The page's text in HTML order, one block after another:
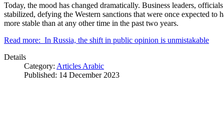
Today, the mood has changed dramatically. Business leaders,
stabilized, defying the Western sanctions that were once expected to
more stable than at any other time in the past two years.
Read more: In Russia, the shift in public opinion is unmistakable
Details
Category: Articles Arabic
Published: 14 December 2023